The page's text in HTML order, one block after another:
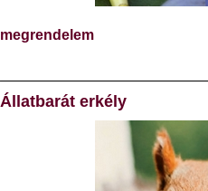
megrendelem
Állatbarát erkély